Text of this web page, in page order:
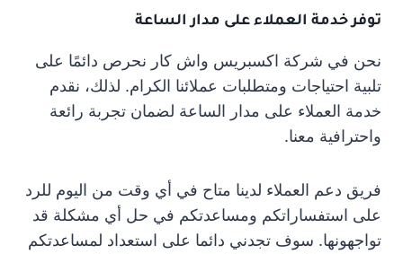
توفر خدمة العملاء على مدار الساعة
نحن في شركة اكسبريس واش كار نحرص دائمًا على
تلبية احتياجات ومتطلبات عملائنا الكرام. لذلك، نقدم
خدمة العملاء على مدار الساعة لضمان تجربة رائعة
واحترافية معنا.
فريق دعم العملاء لدينا متاح في أي وقت من اليوم للرد
على استفساراتكم ومساعدتكم في حل أي مشكلة قد
تواجهونها. سوف تجدني دائما على استعداد لمساعدتكم